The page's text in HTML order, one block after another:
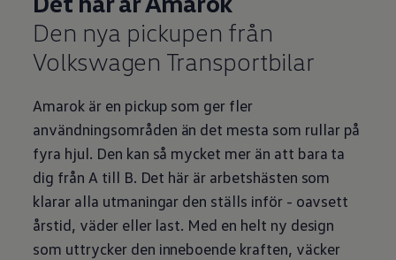
Den nya pickupen från
Volkswagen Transportbilar
Amarok är en pickup som ger fler
användningsområden än det mesta som rullar på
fyra hjul. Den kan så mycket mer än att bara ta
dig från A till B. Det här är arbetshästen som
klarar alla utmaningar den ställs inför - oavsett
årstid, väder eller last. Med en helt ny design
som uttrycker den inneboende kraften, väcker